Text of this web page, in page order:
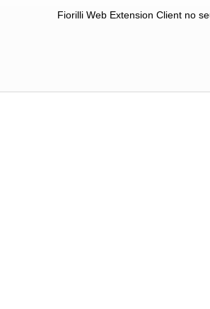
Fiorilli Web Extension Client no